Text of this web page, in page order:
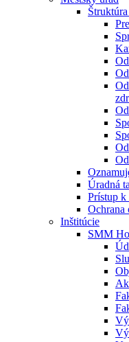
Úradná
Prístup
Ochrana
Inštitúcie
SMM